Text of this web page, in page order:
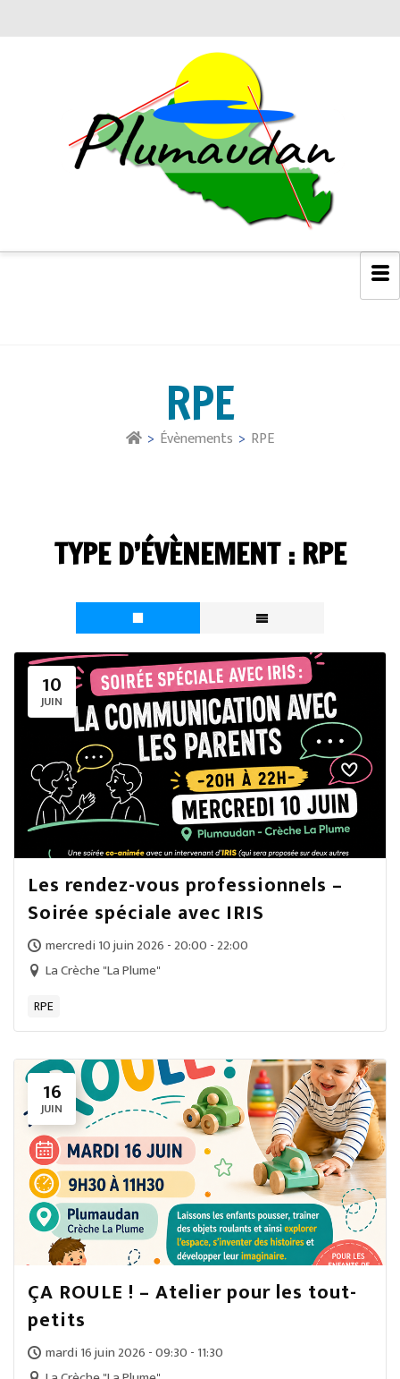
RPE
> Évènements > RPE
TYPE D’ÉVÈNEMENT : RPE
10
JUIN
Les rendez-vous professionnels –
Soirée spéciale avec IRIS
mercredi 10 juin 2026 - 20:00 - 22:00
La Crèche "La Plume"
RPE
16
JUIN
ÇA ROULE ! – Atelier pour les tout-
petits
mardi 16 juin 2026 - 09:30 - 11:30